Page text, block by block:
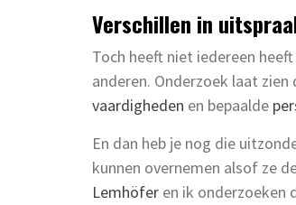
Verschillen in
Toch heeft niet iedereen
anderen. Onderzoek laat
vaardigheden en bepaalde
En dan heb je nog die
kunnen overnemen alsof ze
Lemhöfer en ik onderzoeken